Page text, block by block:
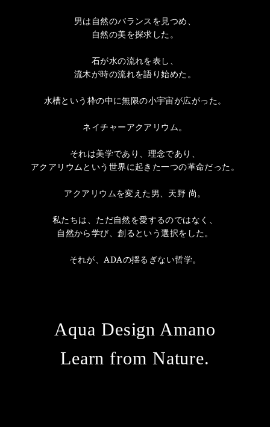
男は自然のバランスを見つめ、
自然の美を探求した。
石が水の流れを表し、
流木が時の流れを語り始めた。
水槽という枠の中に無限の小宇宙が広がった。
ネイチャーアクアリウム。
それは美学であり、理念であり、
アクアリウムという世界に起きた一つの革命だった。
アクアリウムを変えた男、天野 尚。
私たちは、ただ自然を愛するのではなく、
自然から学び、創るという選択をした。
それが、ADAの揺るぎない哲学。
Aqua Design Amano
Learn from Nature.